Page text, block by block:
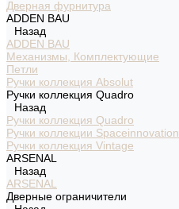
Дверная фурнитура
ADDEN BAU
Назад
ADDEN BAU
Механизмы, Комплектующие
Петли
Ручки коллекция Absolut
Ручки коллекция Quadro
Назад
Ручки коллекция Quadro
Ручки коллекции Spaceinnovation
Ручки коллекция Vintage
ARSENAL
Назад
ARSENAL
Дверные ограничители